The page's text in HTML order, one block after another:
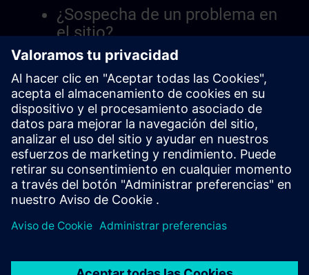
¿Sospecha de un problema en
el sitio?